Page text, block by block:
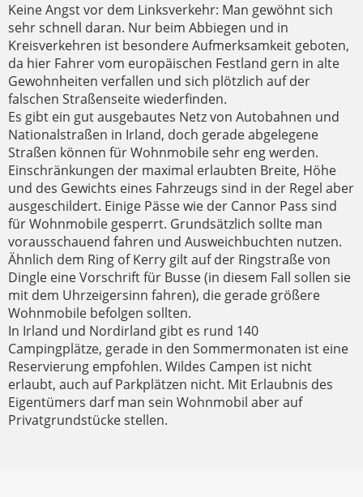
Keine Angst vor dem Linksverkehr: Man gewöhnt sich
sehr schnell daran. Nur beim Abbiegen und in
Kreisverkehren ist besondere Aufmerksamkeit geboten,
da hier Fahrer vom europäischen Festland gern in alte
Gewohnheiten verfallen und sich plötzlich auf der
falschen Straßenseite wiederfinden.
Es gibt ein gut ausgebautes Netz von Autobahnen und
Nationalstraßen in Irland, doch gerade abgelegene
Straßen können für Wohnmobile sehr eng werden.
Einschränkungen der maximal erlaubten Breite, Höhe
und des Gewichts eines Fahrzeugs sind in der Regel aber
ausgeschildert. Einige Pässe wie der Cannor Pass sind
für Wohnmobile gesperrt. Grundsätzlich sollte man
vorausschauend fahren und Ausweichbuchten nutzen.
Ähnlich dem Ring of Kerry gilt auf der Ringstraße von
Dingle eine Vorschrift für Busse (in diesem Fall sollen sie
mit dem Uhrzeigersinn fahren), die gerade größere
Wohnmobile befolgen sollten.
In Irland und Nordirland gibt es rund 140
Campingplätze, gerade in den Sommermonaten ist eine
Reservierung empfohlen. Wildes Campen ist nicht
erlaubt, auch auf Parkplätzen nicht. Mit Erlaubnis des
Eigentümers darf man sein Wohnmobil aber auf
Privatgrundstücke stellen.